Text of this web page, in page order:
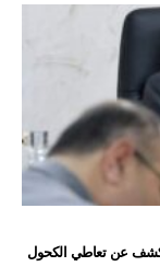
عن تعاطي الكحول